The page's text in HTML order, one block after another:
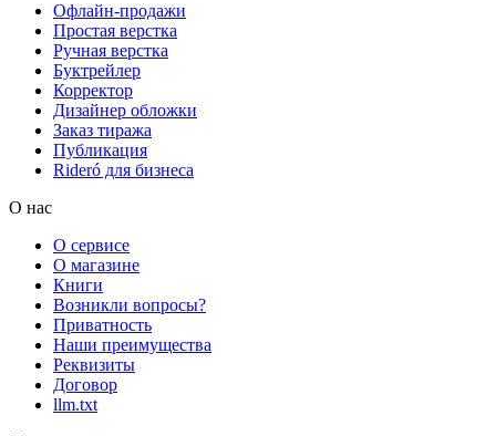
Офлайн-продажи
Простая верстка
Ручная верстка
Буктрейлер
Корректор
Дизайнер обложки
Заказ тиража
Публикация
Rideró для бизнеса
О нас
О сервисе
О магазине
Книги
Возникли вопросы?
Приватность
Наши преимущества
Реквизиты
Договор
llm.txt